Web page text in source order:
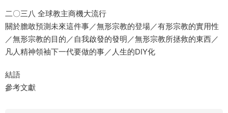
二〇三八 全球教主商機大流行
關於膽敢預測未來這件事／無形宗教的登場／有形宗教的實用性
／無形宗教的目的／自我啟發的發明／無形宗教所拯救的東西／
凡人精神領袖下一代要做的事／人生的DIY化
結語
參考文獻